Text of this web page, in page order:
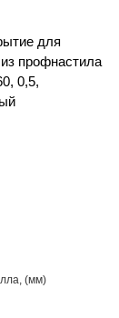
для
профнастила
0,5,
(мм)